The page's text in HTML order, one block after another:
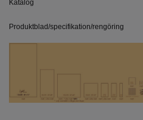
Katalog
Produktblad/specifikation/rengöring